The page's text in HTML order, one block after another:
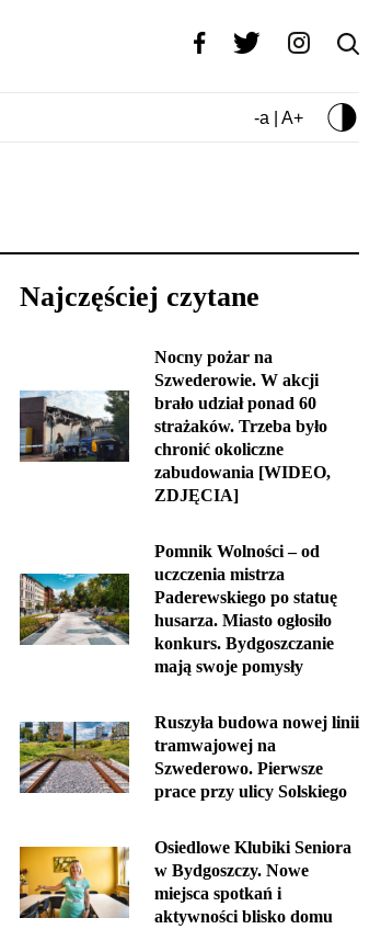
-a | A+
Najczęściej czytane
Nocny pożar na
Szwederowie. W akcji
brało udział ponad 60
strażaków. Trzeba było
chronić okoliczne
zabudowania [WIDEO,
ZDJĘCIA]
Pomnik Wolności – od
uczczenia mistrza
Paderewskiego po statuę
husarza. Miasto ogłosiło
konkurs. Bydgoszczanie
mają swoje pomysły
Ruszyła budowa nowej linii
tramwajowej na
Szwederowo. Pierwsze
prace przy ulicy Solskiego
Osiedlowe Klubiki Seniora
w Bydgoszczy. Nowe
miejsca spotkań i
aktywności blisko domu